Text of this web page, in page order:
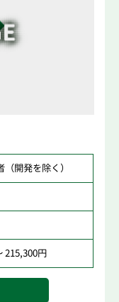
開発を除く）
円